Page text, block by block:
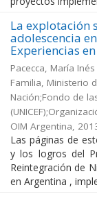
La explotación
adolescencia
Experiencias
Pacecca, María Inés
Familia, Ministerio
Nación;Fondo de
OIM Argentina,
Las páginas de
y los logros del
Reintegración de
en Argentina ,